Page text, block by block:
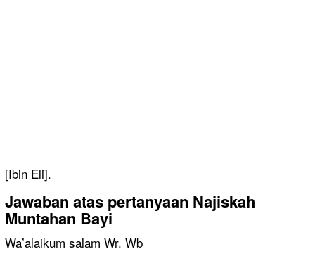
[Ibin Eli].
Jawaban atas pertanyaan Najiskah
Muntahan Bayi
Wa’alaikum salam Wr. Wb